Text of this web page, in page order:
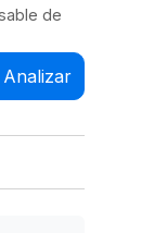
de
Analizar